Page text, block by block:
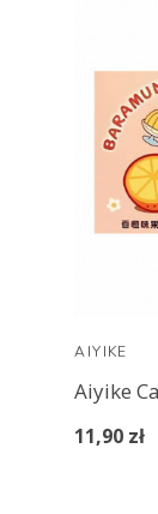
AIYIKE
Aiyike
11,90 zł